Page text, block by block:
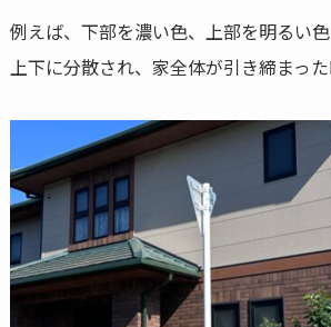
例えば、下部を濃い色、上部を明るい
上下に分散され、家全体が引き締まった